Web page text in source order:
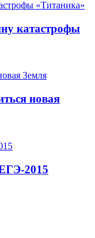
катастрофы
новая
2015